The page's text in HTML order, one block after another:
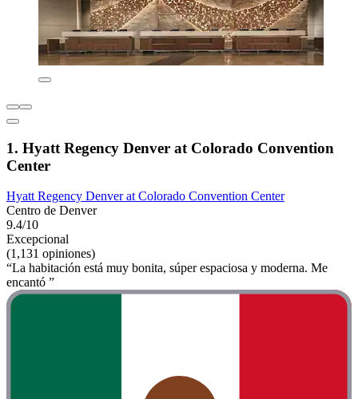
1. Hyatt Regency Denver at Colorado Convention
Center
Hyatt Regency Denver at Colorado Convention Center
Centro de Denver
9.4/10
Excepcional
(1,131 opiniones)
“La habitación está muy bonita, súper espaciosa y moderna. Me
encantó ”